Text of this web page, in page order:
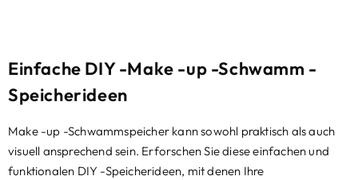
Einfache DIY -Make -up -Schwamm -
Speicherideen
Make -up -Schwammspeicher kann sowohl praktisch als auch
visuell ansprechend sein. Erforschen Sie diese einfachen und
funktionalen DIY -Speicherideen, mit denen Ihre